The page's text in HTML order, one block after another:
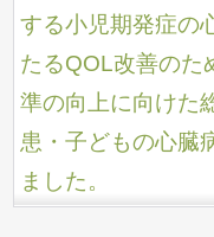
する小児期発症の
たるQOL改善のた
準の向上に向けた
患・子どもの心臓
ました。